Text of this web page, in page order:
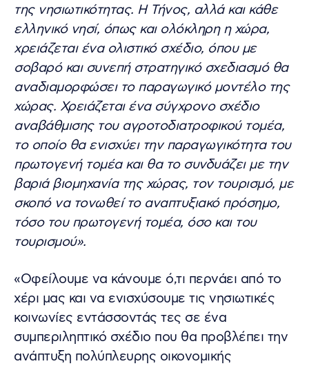
της νησιωτικότητας. Η Τήνος, αλλά και κάθε
ελληνικό νησί, όπως και ολόκληρη η χώρα,
χρειάζεται ένα ολιστικό σχέδιο, όπου με
σοβαρό και συνεπή στρατηγικό σχεδιασμό θα
αναδιαμορφώσει το παραγωγικό μοντέλο της
χώρας. Χρειάζεται ένα σύγχρονο σχέδιο
αναβάθμισης του αγροτοδιατροφικού τομέα,
το οποίο θα ενισχύει την παραγωγικότητα του
πρωτογενή τομέα και θα το συνδυάζει με την
βαριά βιομηχανία της χώρας, τον τουρισμό, με
σκοπό να τονωθεί το αναπτυξιακό πρόσημο,
τόσο του πρωτογενή τομέα, όσο και του
τουρισμού».
«Οφείλουμε να κάνουμε ό,τι περνάει από το
χέρι μας και να ενισχύσουμε τις νησιωτικές
κοινωνίες εντάσσοντάς τες σε ένα
συμπεριληπτικό σχέδιο που θα προβλέπει την
ανάπτυξη πολύπλευρης οικονομικής